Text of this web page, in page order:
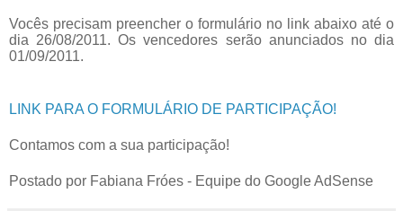
Vocês precisam preencher o formulário no link abaixo até o
dia 26/08/2011. Os vencedores serão anunciados no dia
01/09/2011.
LINK PARA O FORMULÁRIO DE PARTICIPAÇÃO!
Contamos com a sua participação!
Postado por Fabiana Fróes - Equipe do Google AdSense